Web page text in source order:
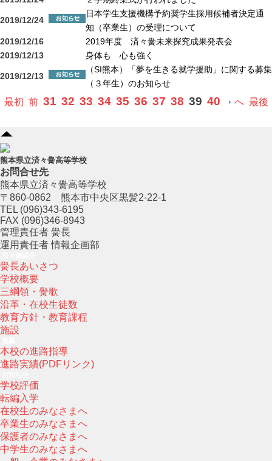
2019/12/24
日本学生支援機構予約奨学生採用候補者決定通
知（卒業生）の受理について
2019/12/16
2019年度 済々黌未来探究成果発表会
2019/12/13
身体も 心も強く
2019/12/13
（SI熊本）「夢を生きる就学援助」に関する募集
（３年生）のお知らせ
最初 前 31 32 33 34 35 36 37 38 39 40 へ 最後
熊本県立済々黌高等学校
お問合せ先
熊本県立済々黌高等学校
〒860-0862 熊本市中央区黒髪2-22-1
TEL (096)343-6195
FAX (096)346-8943
管理責任者 黌長
運用責任者 情報企画部
黌長あいさつ
学校概要
三綱領・黌歌
沿革・在校生徒数
教育方針・教育課程
施設
本校の進路指導
進路実績(PDFリンク)
学校評価
転編入学
在校生のみなさまへ
卒業生のみなさまへ
保護者のみなさまへ
中学生のみなさまへ